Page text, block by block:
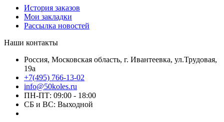
История заказов
Мои закладки
Рассылка новостей
Наши контакты
Россия, Московская область, г. Ивантеевка, ул.Трудовая,
19а
+7(495) 766-13-02
info@50koles.ru
ПН-ПТ: 09:00 - 18:00
СБ и ВС: Выходной